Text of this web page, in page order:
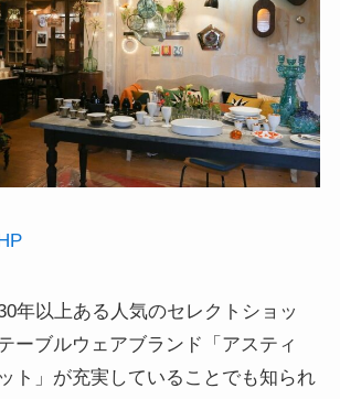
年以上ある人気のセレクトショッ
ーブルウェアブランド「アスティ
ト」が充実していることでも知られ